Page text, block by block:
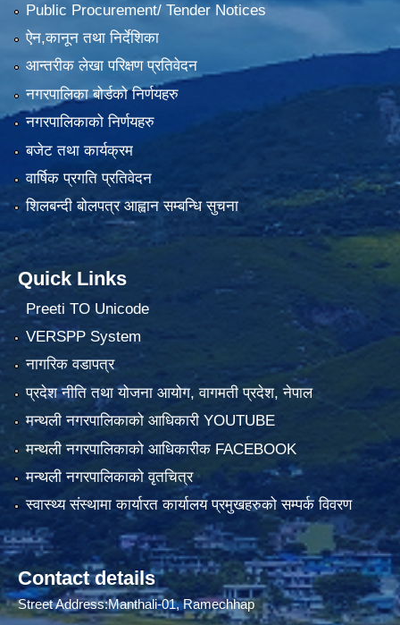
Public Procurement/ Tender Notices
ऐन,कानून तथा निर्देशिका
आन्तरीक लेखा परिक्षण प्रतिवेदन
नगरपालिका बोर्डको निर्णयहरु
नगरपालिकाको निर्णयहरु
बजेट तथा कार्यक्रम
वार्षिक प्रगति प्रतिवेदन
शिलबन्दी बोलपत्र आह्वान सम्बन्धि सुचना
Quick Links
Preeti TO Unicode
VERSPP System
नागरिक वडापत्र
प्रदेश नीति तथा योजना आयोग, वागमती प्रदेश, नेपाल
मन्थली नगरपालिकाको आधिकारी YOUTUBE
मन्थली नगरपालिकाको आधिकारीक FACEBOOK
मन्थली नगरपालिकाको वृतचित्र
स्वास्थ्य संस्थामा कार्यारत कार्यालय प्रमुखहरुको सम्पर्क विवरण
Contact details
Street Address:Manthali-01, Ramechhap